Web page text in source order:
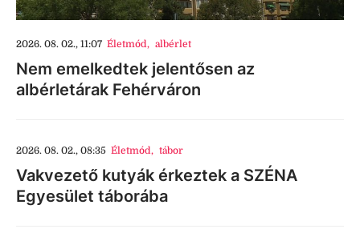
2026. 08. 02., 11:07 Életmód, albérlet
Nem emelkedtek jelentősen az
albérletárak Fehérváron
2026. 08. 02., 08:35 Életmód, tábor
Vakvezető kutyák érkeztek a SZÉNA
Egyesület táborába